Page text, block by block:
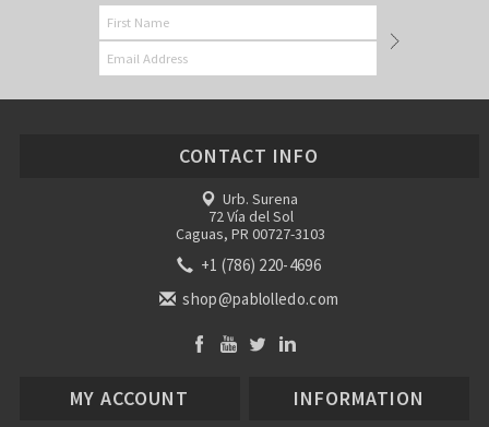
CONTACT INFO
Urb. Surena
72 Vía del Sol
Caguas, PR 00727-3103
+1 (786) 220-4696
shop@pablolledo.com
MY ACCOUNT INFORMATION